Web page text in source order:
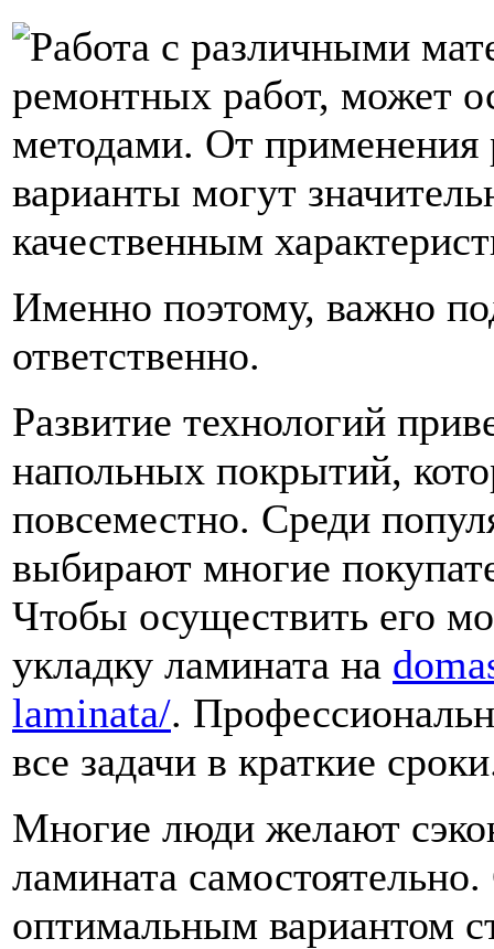
Работа с различными
ремонтных работ, может
методами. От применения
варианты могут
качественным
Именно поэтому, важно
ответственно.
Развитие технологий
напольных покрытий,
повсеместно. Среди
выбирают многие
Чтобы осуществить его
укладку ламината на
laminata/.
все задачи в краткие
Многие люди желают
ламината
оптимальным вариантом